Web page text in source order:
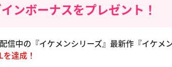
ンボーナスをプレゼント！
信中の『イケメンシリーズ』最新作『イケメ
達成！